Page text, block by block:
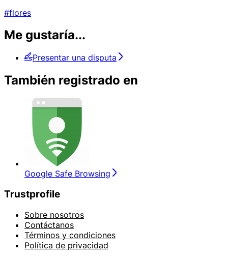
#flores
Me gustaría...
Presentar una disputa
También registrado en
Google Safe Browsing
Trustprofile
Sobre nosotros
Contáctanos
Términos y condiciones
Política de privacidad